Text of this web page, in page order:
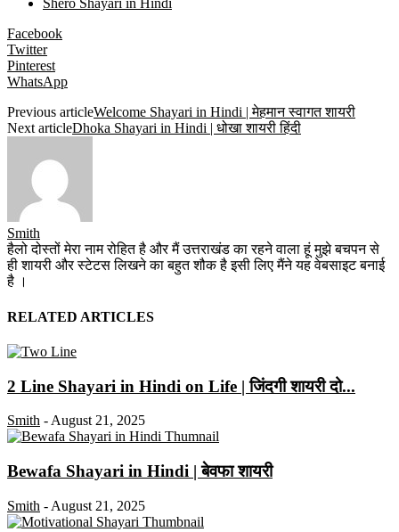
Shero Shayari in Hindi
Facebook
Twitter
Pinterest
WhatsApp
Previous articleWelcome Shayari in Hindi | मेहमान स्वागत शायरी
Next articleDhoka Shayari in Hindi | धोखा शायरी हिंदी
Smith
हैलो दोस्तों मेरा नाम रोहित है और मैं उत्तराखंड का रहने वाला हूं मुझे बचपन से
ही शायरी और स्टेटस लिखने का बहुत शौक है इसी लिए मैंने यह वेबसाइट बनाई
है ।
RELATED ARTICLES
2 Line Shayari in Hindi on Life | जिंदगी शायरी दो...
Smith - August 21, 2025
Bewafa Shayari in Hindi | बेवफा शायरी
Smith - August 21, 2025